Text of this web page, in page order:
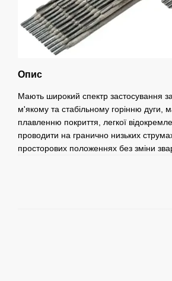
Опис
Мають широкий спектр застосування
м'якому та стабільному горінню дуги,
плавленню покриття, легкої
проводити на гранично низьких
просторових положеннях без зміни